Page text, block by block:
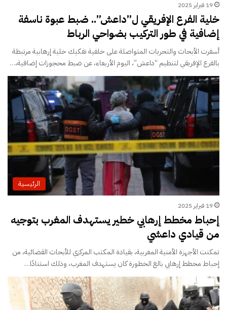
19 فبراير 2025
خلية الفرع الإفريقي ل”داعش”.. ضبط عبوة ناسفة
إضافية في طور التركيب بضواحي الرباط
أسفرت الأبحاث والتحريات المتواصلة على خلفية تفكيك خلية إرهابية مرتبطة
بالفرع الإفريقي لتنظيم “داعش”، اليوم الأربعاء، عن ضبط محجوزات إضافية،…
الرئيسية
19 فبراير 2025
إحباط مخطط إرهابي خطير يستهدف المغرب بتوجيه
من قيادي داعشي
تمكنت الأجهزة الأمنية المغربية، بقيادة المكتب المركزي للأبحاث القضائية، من
إحباط مخطط إرهابي بالغ الخطورة كان يستهدف المغرب، وذلك استنادًا…